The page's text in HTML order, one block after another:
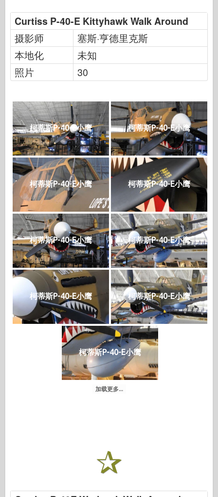
Curtiss P-40-E Kittyhawk Walk Around
摄影师
塞斯·亨德里克斯
本地化
未知
照片
30
柯蒂斯P-40-E小鹰 柯蒂斯P-40-E小鹰
柯蒂斯P-40-E小鹰 柯蒂斯P-40-E小鹰
柯蒂斯P-40-E小鹰 柯蒂斯P-40-E小鹰
柯蒂斯P-40-E小鹰 柯蒂斯P-40-E小鹰
柯蒂斯P-40-E小鹰
加载更多...